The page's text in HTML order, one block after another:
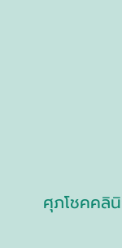
ศุภโชคคลิ